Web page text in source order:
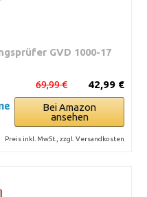
GVD 1000-17
42,99 €
69,99 €
Bei Amazon
ansehen
Preis inkl. MwSt., zzgl. Versandkosten